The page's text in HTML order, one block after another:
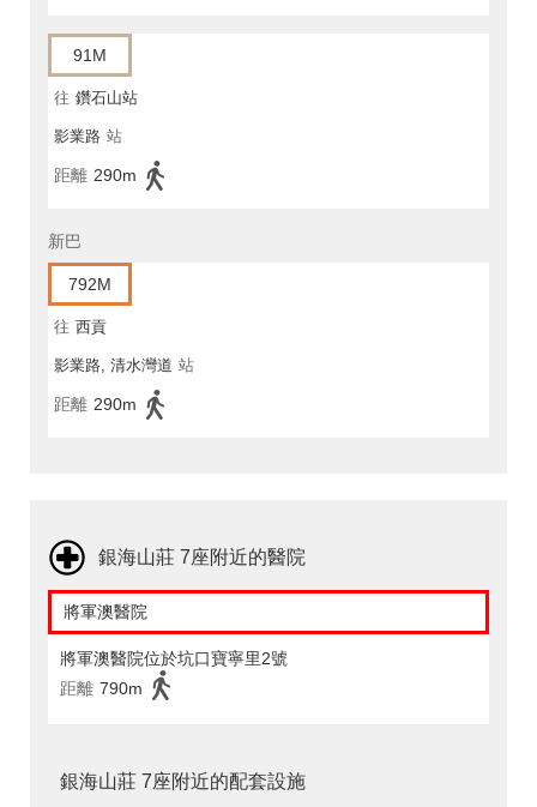
91M
往 鑽石山站
影業路 站
距離 290m
新巴
792M
往 西貢
影業路, 清水灣道 站
距離 290m
銀海山莊 7座附近的醫院
將軍澳醫院
將軍澳醫院位於坑口寶寧里2號
距離 790m
銀海山莊 7座附近的配套設施